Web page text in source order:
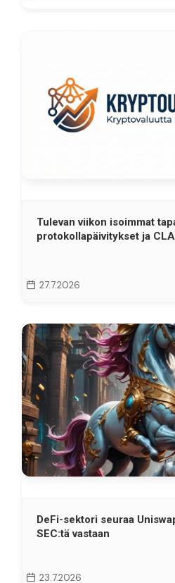
Tulevan viikon isoimmat
protokollapäivitykset ja
27.7.2026
DeFi-sektori seuraa
SEC:tä vastaan
23.7.2026